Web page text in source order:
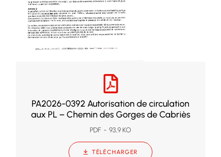
PA2026-0392 Autorisation de circulation
aux PL – Chemin des Gorges de Cabriès
PDF 93,9 KO
TÉLÉCHARGER